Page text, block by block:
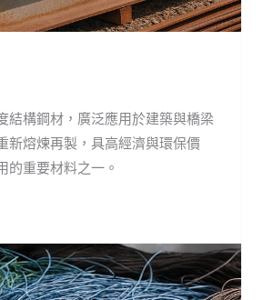
結構鋼材，廣泛應用於建築與橋梁
新熔煉再製，具高經濟與環保價
的重要材料之一。